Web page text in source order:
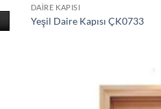
DAIRE KAPISI
Yeşil Daire Kapısı ÇK0733